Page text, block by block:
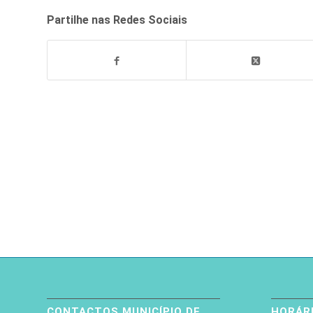
Partilhe nas Redes Sociais